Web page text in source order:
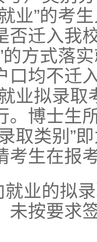
业”的考
否迁入我
的方式落
口均不迁
业拟录
。博士生
取类别”
考生在报
的拟录
未按要求